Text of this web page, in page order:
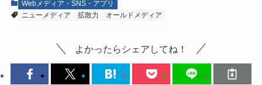
Webメディア・SNS・アプリ
ニューメディア
拡散力 オールドメディア
よかったらシェアしてね！